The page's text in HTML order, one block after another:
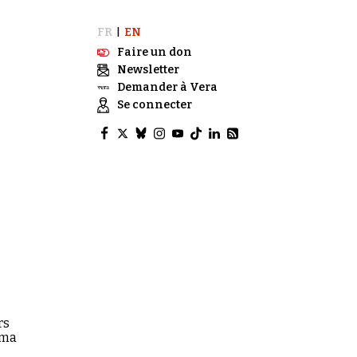
FR
EN
Faire un don
Newsletter
Demander à Vera
Se connecter